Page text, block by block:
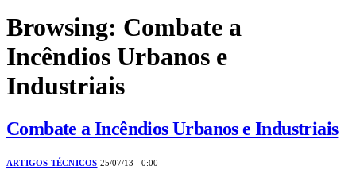
Browsing: Combate a
Incêndios Urbanos e
Industriais
Combate a Incêndios Urbanos e Industriais
ARTIGOS TÉCNICOS 25/07/13 - 0:00